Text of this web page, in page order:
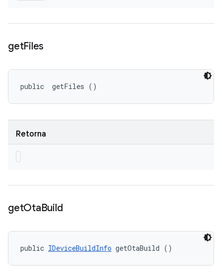
getFiles
public getFiles ()
Retorna
getOtaBuild
public IDeviceBuildInfo getOtaBuild ()